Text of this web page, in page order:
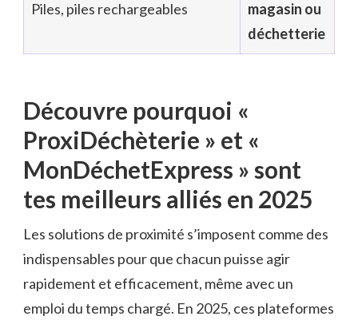
Piles, piles rechargeables
magasin ou
déchetterie
Découvre pourquoi «
ProxiDéchèterie » et «
MonDéchetExpress » sont
tes meilleurs alliés en 2025
Les solutions de proximité s’imposent comme des
indispensables pour que chacun puisse agir
rapidement et efficacement, même avec un
emploi du temps chargé. En 2025, ces plateformes